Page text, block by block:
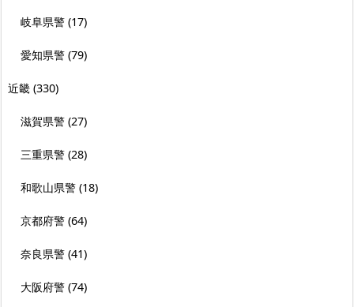
岐阜県警 (17)
愛知県警 (79)
近畿 (330)
滋賀県警 (27)
三重県警 (28)
和歌山県警 (18)
京都府警 (64)
奈良県警 (41)
大阪府警 (74)